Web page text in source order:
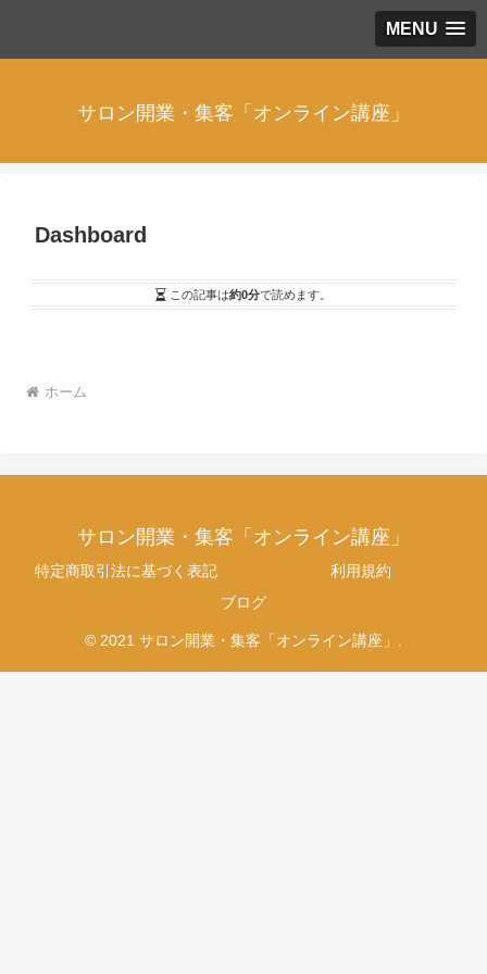
MENU
サロン開業・集客「オンライン講座」
Dashboard
この記事は約0分で読めます。
ホーム
サロン開業・集客「オンライン講座」
特定商取引法に基づく表記
利用規約
ブログ
© 2021 サロン開業・集客「オンライン講座」.